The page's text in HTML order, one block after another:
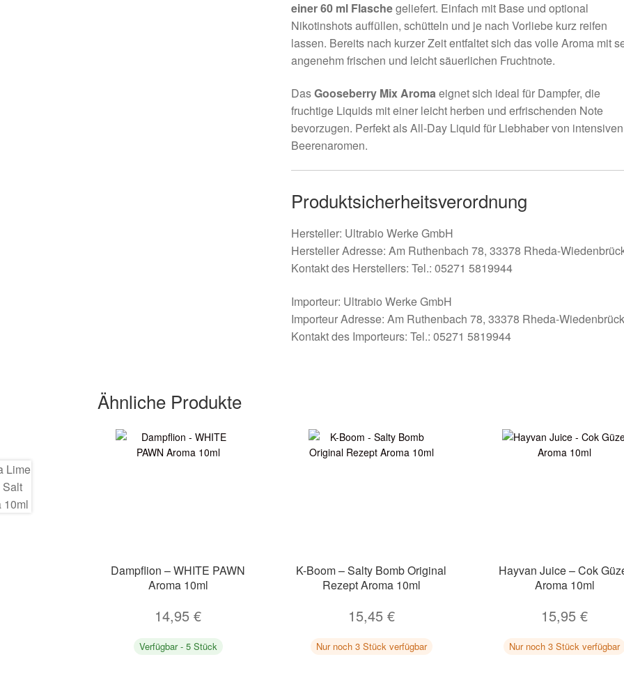
einer 60 ml Flaschegeliefert. Einfach mit Base und optional
Nikotinshots auffüllen, schütteln und je nach Vorliebe kurz reifen
lassen. Bereits nach kurzer Zeit entfaltet sich das volle Aroma mit
angenehm frischen und leicht säuerlichen Fruchtnote.
DasGooseberry Mix Aromaeignet sich ideal für Dampfer, die
fruchtige Liquids mit einer leicht herben und erfrischenden Note
bevorzugen. Perfekt als All-Day Liquid für Liebhaber von intensiven
Beerenaromen.
Produktsicherheitsverordnung
Hersteller: Ultrabio Werke GmbH
Hersteller Adresse: Am Ruthenbach 78, 33378 Rheda-
Kontakt des Herstellers: Tel.: 05271 5819944
Importeur: Ultrabio Werke GmbH
Importeur Adresse: Am Ruthenbach 78, 33378 Rheda-Wiedenbrück
Kontakt des Importeurs: Tel.: 05271 5819944
Ähnliche Produkte
Dampflion – WHITE PAWN
Aroma 10ml
14,95€
Verfügbar - 5 Stück
K-Boom – Salty Bomb Original
Rezept Aroma 10ml
15,45 €
Nur noch 3 Stück verfügbar
Hayvan Juice – Cok
Aroma 10ml
15,95€
Nur noch 3 Stück verfügbar